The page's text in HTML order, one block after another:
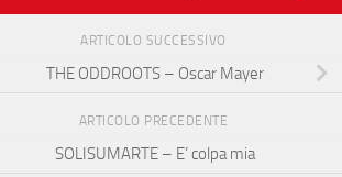
ARTICOLO SUCCESSIVO
THE ODDROOTS – Oscar Mayer
ARTICOLO PRECEDENTE
SOLISUMARTE – E’ colpa mia